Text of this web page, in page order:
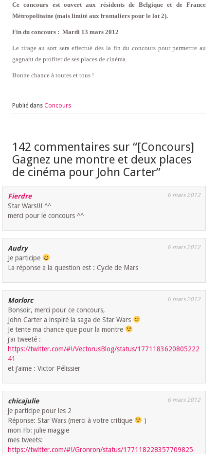
Ce concours est ouvert aux résidents de Belgique et de France
Métropolitaine (mais limité aux frontaliers pour le lot 2).
Fin du concours : Mardi 13 mars 2012
Le tirage au sort sera effectué dès la fin du concours pour permettre au
gagnant de profiter de ses places de cinéma.
Bonne chance à toutes et tous !
Publié dans Concours
142 commentaires sur “[Concours]
Gagnez une montre et deux places
de cinéma pour John Carter”
Fierdre 6 mars 2012
Star Wars!!! ^^
merci pour le concours ^^
Audry 6 mars 2012
Je participe
La réponse a la question est : Cycle de Mars
Morlorc 6 mars 2012
Bonsoir, merci pour ce concours,
John Carter a inspiré la saga de Star Wars
Je tente ma chance que pour la montre
j’ai tweeté :
https://twitter.com/#!/VectorusBlog/status/1771183620805222
41
et j’aime : Victor Pélissier
chicajulie 6 mars 2012
je participe pour les 2
Réponse: Star Wars (merci à votre critique
)
mon Fb: julie maggie
mes tweets:
https://twitter.com/#!/Gronron/status/177118228357709825